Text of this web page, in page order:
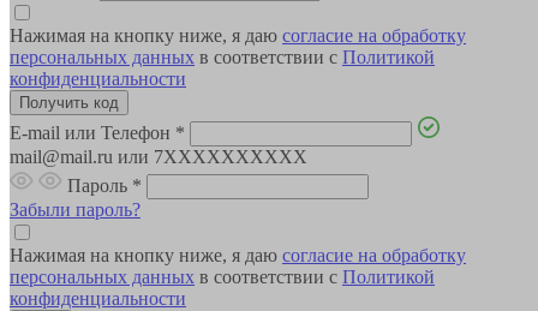
Нажимая на кнопку ниже, я даю согласие на обработку
персональных данных в соответствии с Политикой
конфиденциальности
E-mail или Телефон *
mail@mail.ru или 7XXXXXXXXXX
Пароль *
Забыли пароль?
Нажимая на кнопку ниже, я даю согласие на обработку
персональных данных в соответствии с Политикой
конфиденциальности